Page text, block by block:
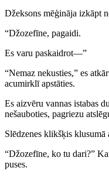
Džeksons mēģināja izkāpt
“Džozefīne, pagaidi.
Es varu paskaidrot—”
“Nemaz nekusties,” es
acumirklī apstāties.
Es aizvēru vannas istabas
nešauboties, pagriezu
Slēdzenes klikšķis klusumā
“Džozefīne, ko tu dari?”
puses.